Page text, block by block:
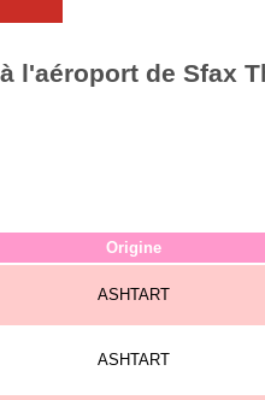
l'aéroport de Sfax
Origine
ASHTART
ASHTART